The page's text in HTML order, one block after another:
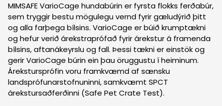
MIMSAFE VarioCage hundabúrin er fyrsta flokks ferðabúr,
sem tryggir bestu mögulegu vernd fyrir gæludýrið þitt
og alla farþega bílsins. VarioCage er búið krumptækni
og hefur verið árekstraprófað fyrir árekstur á framenda
bílsins, aftanákeyrslu og fall. Þessi tækni er einstök og
gerir VarioCage búrin ein þau öruggustu í heiminum.
Árekstursprófin voru framkvæmd af sænsku
landsprófunarstofnuninni, samkvæmt SPCT
árekstursaðferðinni (Safe Pet Crate Test).